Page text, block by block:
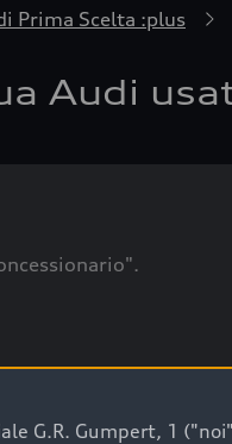
Prima Scelta :plus
Audi
G.R. Gumpert, 1